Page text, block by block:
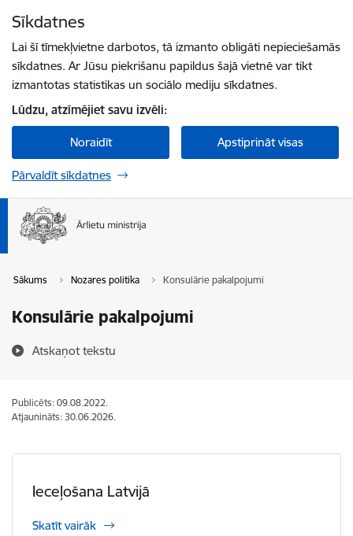
Sīkdatnes
Lai šī tīmekļvietne darbotos, tā izmanto obligāti nepieciešamās
sīkdatnes. Ar Jūsu piekrišanu papildus šajā vietnē var tikt
izmantotas statistikas un sociālo mediju sīkdatnes.
Lūdzu, atzīmējiet savu izvēli:
Noraidīt Apstiprināt visas
Pārvaldīt sīkdatnes
Sākums Nozares politika Konsulārie pakalpojumi
Konsulārie pakalpojumi
Atskaņot tekstu
Publicēts: 09.08.2022.
Atjaunināts: 30.06.2026.
Ieceļošana Latvijā
Skatīt vairāk